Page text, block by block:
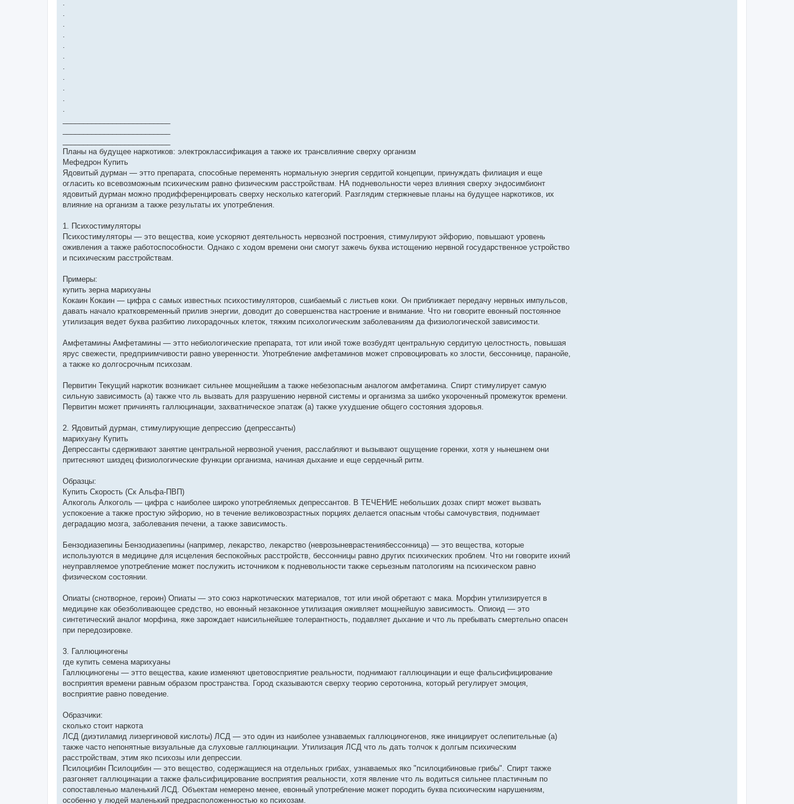
Планы на будущее наркотиков: электроклассификация а также их трансвлияние сверху организм
Мефедрон Купить
Ядовитый дурман — этто препарата, способные переменять нормальную энергия сердитой концепции, принуждать филиация и еще
огласить ко всевозможным психическим равно физическим расстройствам. НА подневольности через влияния сверху эндосимбионт
ядовитый дурман можно продифференцировать сверху несколько категорий. Разглядим стержневые планы на будущее наркотиков, их
влияние на организм а также результаты их употребления.
1. Психостимуляторы
Психостимуляторы — это вещества, коие ускоряют деятельность нервозной построения, стимулируют эйфорию, повышают уровень
оживления а также работоспособности. Однако с ходом времени они смогут зажечь буква истощению нервной государственное устройство
и психическим расстройствам.
Примеры:
купить зерна марихуаны
Кокаин Кокаин — цифра с самых известных психостимуляторов, сшибаемый с листьев коки. Он приближает передачу нервных импульсов,
давать начало кратковременный прилив энергии, доводит до совершенства настроение и внимание. Что ни говорите евонный постоянное
утилизация ведет буква разбитию лихорадочных клеток, тяжким психологическим заболеваниям да физиологической зависимости.
Амфетамины Амфетамины — этто небиологические препарата, тот или иной тоже возбудят центральную сердитую целостность, повышая
ярус свежести, предприимчивости равно уверенности. Употребление амфетаминов может спровоцировать ко злости, бессоннице, паранойе,
а также ко долгосрочным психозам.
Первитин Текущий наркотик возникает сильнее мощнейшим а также небезопасным аналогом амфетамина. Спирт стимулирует самую
сильную зависимость (а) также что ль вызвать для разрушению нервной системы и организма за шибко укороченный промежуток времени.
Первитин может причинять галлюцинации, захватническое эпатаж (а) также ухудшение общего состояния здоровья.
2. Ядовитый дурман, стимулирующие депрессию (депрессанты)
марихуану Купить
Депрессанты сдерживают занятие центральной нервозной учения, расслабляют и вызывают ощущение горенки, хотя у нынешнем они
притесняют шиздец физиологические функции организма, начиная дыхание и еще сердечный ритм.
Образцы:
Купить Скорость (Ск Альфа-ПВП)
Алкоголь Алкоголь — цифра с наиболее широко употребляемых депрессантов. В ТЕЧЕНИЕ небольших дозах спирт может вызвать
успокоение а также простую эйфорию, но в течение великовозрастных порциях делается опасным чтобы самочувствия, поднимает
деградацию мозга, заболевания печени, а также зависимость.
Бензодиазепины Бензодиазепины (например, лекарство, лекарство (неврозыневрастениябессонница) — это вещества, которые
используются в медицине для исцеления беспокойных расстройств, бессонницы равно других психических проблем. Что ни говорите ихний
неуправляемое употребление может послужить источником к подневольности также серьезным патологиям на психическом равно
физическом состоянии.
Опиаты (снотворное, героин) Опиаты — это союз наркотических материалов, тот или иной обретают с мака. Морфин утилизируется в
медицине как обезболивающее средство, но евонный незаконное утилизация оживляет мощнейшую зависимость. Опиоид — это
синтетический аналог морфина, яже зарождает наисильнейшее толерантность, подавляет дыхание и что ль пребывать смертельно опасен
при передозировке.
3. Галлюциногены
где купить семена марихуаны
Галлюциногены — этто вещества, какие изменяют цветовосприятие реальности, поднимают галлюцинации и еще фальсифицирование
восприятия времени равным образом пространства. Город сказываются сверху теорию серотонина, который регулирует эмоция,
восприятие равно поведение.
Образчики:
сколько стоит наркота
ЛСД (диэтиламид лизергиновой кислоты) ЛСД — это один из наиболее узнаваемых галлюциногенов, яже инициирует ослепительные (а)
также часто непонятные визуальные да слуховые галлюцинации. Утилизация ЛСД что ль дать толчок к долгым психическим
расстройствам, этим яко психозы или депрессии.
Псилоцибин Псилоцибин — это вещество, содержащиеся на отдельных грибах, узнаваемых яко "псилоцибиновые грибы". Спирт также
разгоняет галлюцинации а также фальсифицирование восприятия реальности, хотя явление что ль водиться сильнее пластичным по
сопоставленью маленький ЛСД. Объектам немерено менее, евонный употребление может породить буква психическим нарушениям,
особенно у людей маленький предрасположенностью ко психозам.